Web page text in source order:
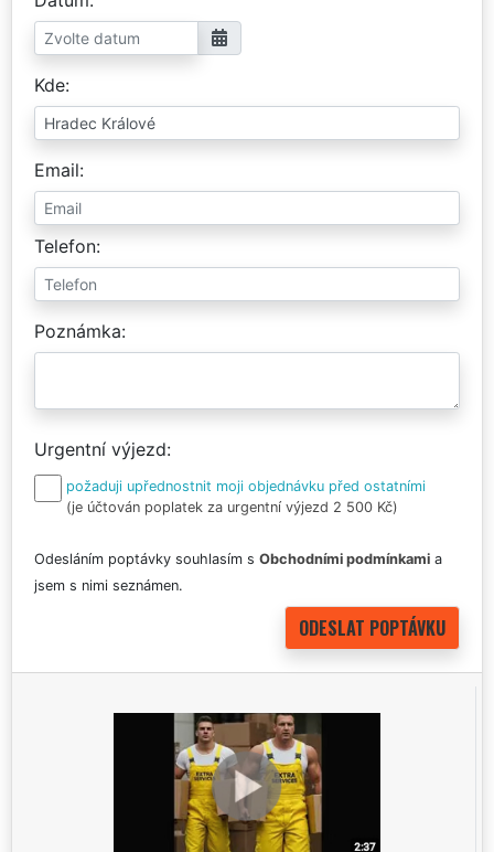
Kde
Email
Telefon
Poznámka
Urgentní výjezd
požaduji upřednostnit moji objednávku před ostatními
(je účtován poplatek za urgentní výjezd 2 500 Kč)
Odesláním poptávky souhlasím s Obchodními podmínkami a
jsem s nimi seznámen.